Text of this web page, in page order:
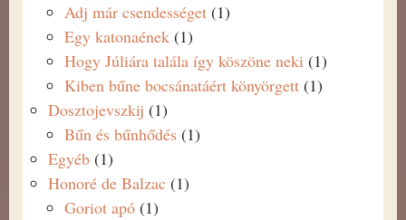
Adj már csendességet (1)
Egy katonaének (1)
Hogy Júliára talála így köszöne neki (1)
Kiben bűne bocsánatáért könyörgett (1)
Dosztojevszkij (1)
Bűn és bűnhődés (1)
Egyéb (1)
Honoré de Balzac (1)
Goriot apó (1)